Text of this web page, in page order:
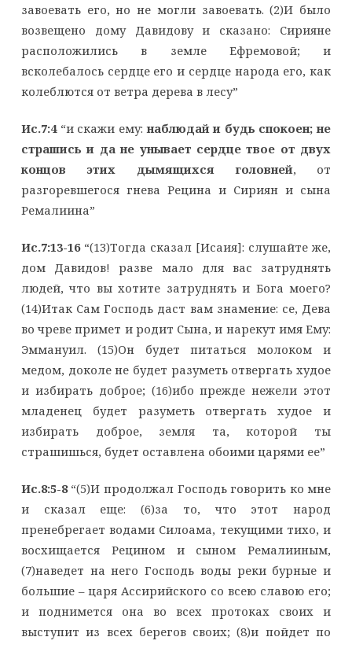
завоевать его, но не могли завоевать. (2)И было
возвещено дому Давидову и сказано: Сирияне
расположились в земле Ефремовой; и
всколебалось сердце его и сердце народа его, как
колеблются от ветра дерева в лесу”
Ис.7:4“и скажи ему:наблюдай и будь спокоен; не
страшись и да не унывает сердце твое от двух
концов этих дымящихся головней, от
разгоревшегося гнева Рецина и Сириян и сына
Ремалиина”
Ис.7:13-16“(13)Тогда сказал [Исаия]: слушайте же,
дом Давидов! разве мало для вас затруднять
людей, что вы хотите затруднять и Бога моего?
(14)Итак Сам Господь даст вам знамение: се, Дева
во чреве примет и родит Сына, и нарекут имя Ему:
Эммануил. (15)Он будет питаться молоком и
медом, доколе не будет разуметь отвергать худое
и избирать доброе; (16)ибо прежде нежели этот
младенец будет разуметь отвергать худое и
избирать доброе, земля та, которой ты
страшишься, будет оставлена обоими царями ее”
Ис.8:5-8“(5)И продолжал Господь говорить ко мне
и сказал еще: (6)за то, что этот народ
пренебрегает водами Силоама, текущими тихо, и
восхищается Рецином и сыном Ремалииным,
(7)наведет на него Господь воды реки бурные и
большие – царя Ассирийского со всею славою его;
и поднимется она во всех протоках своих и
выступит из всех берегов своих; (8)и пойдет по